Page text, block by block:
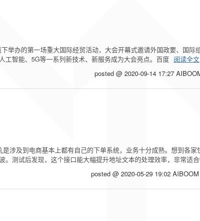
举办的第一场重大国际经贸活动，大会开幕式邀请外国政要、国际
工智能、5G等一系列新技术、新服务成为大会亮点。百度 阅读全文
posted @ 2020-09-14 17:27
涉及到电商基本上都有自己的下单系统，业务十分成熟。想到各
测试后发现，这个接口能大幅提升地址文本的处理效率，非常适合
posted @ 2020-05-29 19:02 AIBOOM